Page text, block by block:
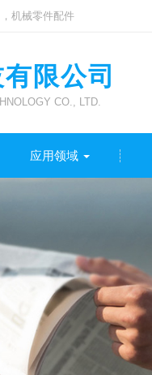
机械零件配件
限公司
CO., LTD.
应用领域